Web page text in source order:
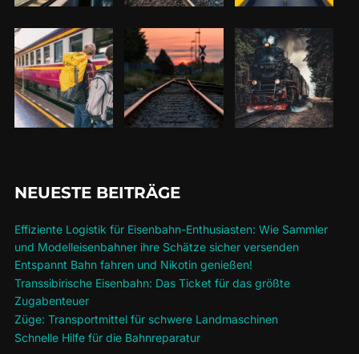
NEUESTE BEITRÄGE
Effiziente Logistik für Eisenbahn-Enthusiasten: Wie Sammler
und Modelleisenbahner ihre Schätze sicher versenden
Entspannt Bahn fahren und Nikotin genießen!
Transsibirische Eisenbahn: Das Ticket für das größte
Zugabenteuer
Züge: Transportmittel für schwere Landmaschinen
Schnelle Hilfe für die Bahnreparatur